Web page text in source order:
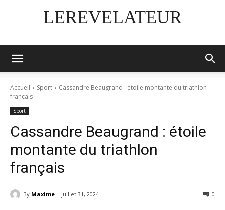
LEREVELATEUR
-
Accueil Sport
Cassandre Beaugrand : étoile montante du triathlon
français
Sport
Cassandre Beaugrand : étoile
montante du triathlon
français
By Maxime juillet 31, 2024 0